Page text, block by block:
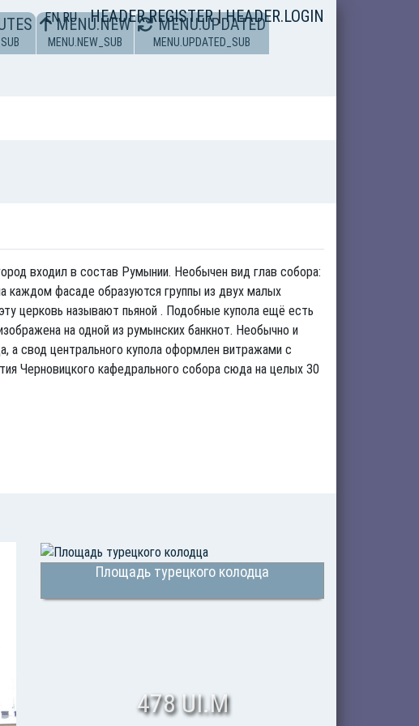
ENRU HEADER.REGISTER|HEADER.LOGIN
MENU.NEW
MENU.NEW_SUB
MENU.UPDATED
MENU.UPDATED_SUB
входил в состав Румынии. Необычен вид глав собора:
каждом фасаде образуются группы из двух малых
церковь называют пьяной . Подобные купола ещё есть
на одной из румынских банкнот. Необычно и
а свод центрального купола оформлен витражами с
Черновицкого кафедрального собора сюда на целых 30
Площадь турецкого колодца
478 UI.M